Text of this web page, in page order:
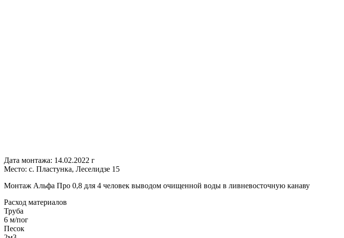
Дата монтажа: 14.02.2022 г
Место: с. Пластунка, Леселидзе 15
Монтаж Альфа Про 0,8 для 4 человек выводом очищенной воды в ливневосточную канаву
Расход материалов
Труба
6 м/пог
Песок